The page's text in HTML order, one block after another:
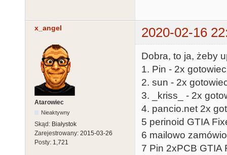
x_angel 2020-02-16
Atarowiec
Nieaktywny
Skąd: Białystok
Zarejestrowany: 2015-03-26
Posty: 1,721
Dobra, to ja, żeby
1. Pin - 2x
2. sun - 2x
3. _kriss_ - 2x
4. pancio.net 2x
5 perinoid GTIA
6 mailowo
7 Pin 2xPCB GTIA